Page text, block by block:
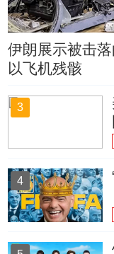
伊朗展示被击
以飞机残骸
3
4